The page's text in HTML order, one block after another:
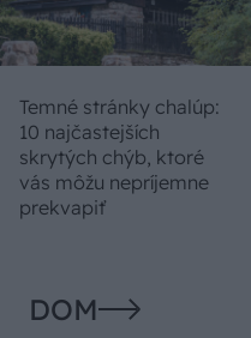
Temné stránky chalúp:
10 najčastejších
skrytých chýb, ktoré
vás môžu nepríjemne
prekvapiť
DOM